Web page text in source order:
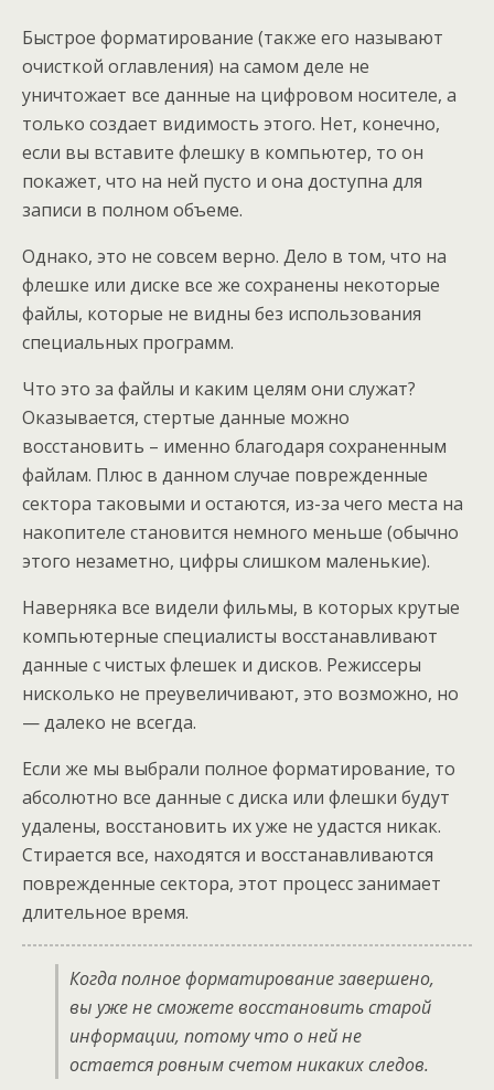
Быстрое форматирование (также его называют
очисткой оглавления) на самом деле не
уничтожает все данные на цифровом носителе, а
только создает видимость этого. Нет, конечно,
если вы вставите флешку в компьютер, то он
покажет, что на ней пусто и она доступна для
записи в полном объеме.
Однако, это не совсем верно. Дело в том, что на
флешке или диске все же сохранены некоторые
файлы, которые не видны без использования
специальных программ.
Что это за файлы и каким целям они служат?
Оказывается, стертые данные можно
восстановить – именно благодаря сохраненным
файлам. Плюс в данном случае поврежденные
сектора таковыми и остаются, из-за чего места на
накопителе становится немного меньше (обычно
этого незаметно, цифры слишком маленькие).
Наверняка все видели фильмы, в которых крутые
компьютерные специалисты восстанавливают
данные с чистых флешек и дисков. Режиссеры
нисколько не преувеличивают, это возможно, но
— далеко не всегда.
Если же мы выбрали полное форматирование, то
абсолютно все данные с диска или флешки будут
удалены, восстановить их уже не удастся никак.
Стирается все, находятся и восстанавливаются
поврежденные сектора, этот процесс занимает
длительное время.
Когда полное форматирование завершено,
вы уже не сможете восстановить старой
информации, потому что о ней не
остается ровным счетом никаких следов.